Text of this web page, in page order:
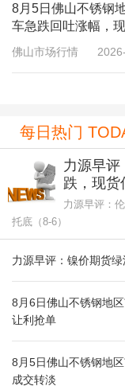
8月5日佛山不锈钢
车急跌回吐涨幅，
佛山市场行情
每日热门
力源早评
跌，现货
力源早评：
托底（8-6）
力源早评：镍价期货
8月6日佛山不锈钢地
让利抢单
8月5日佛山不锈钢地
成交转淡